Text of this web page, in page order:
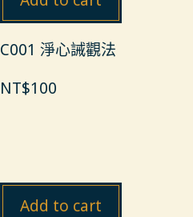
C001 淨心誡觀法
NT$100
Add to cart